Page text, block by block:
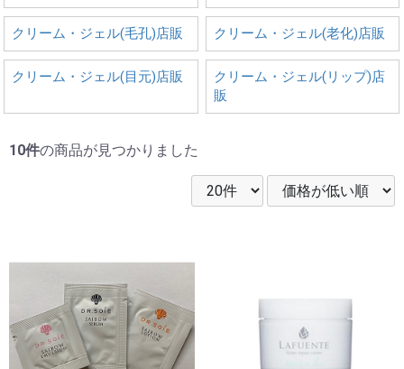
クリーム・ジェル(毛孔)店販 クリーム・ジェル(老化)店販
クリーム・ジェル(目元)店販
クリーム・ジェル(リップ)店
販
10件の商品が見つかりました